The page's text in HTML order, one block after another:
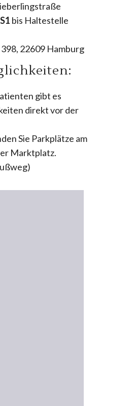
S1 bis Haltestelle
22609 Hamburg
gibt es
direkt vor der
Sie Parkplätze am
Marktplatz.